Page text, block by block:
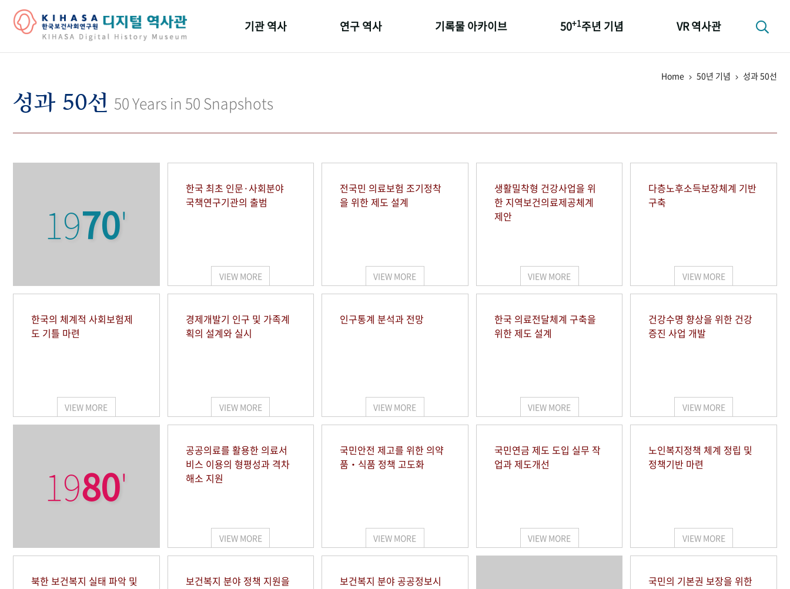
기관 역사
기관 변천사
연구 역사 기록물 아카이브 50+1주년 기념 VR 역사관
Home 50년 기념 성과 50선
성과 50선 50 Years in 50 Snapshots
1970'
한국 최초 인문·사회분야
국책연구기관의 출범
VIEW MORE
전국민 의료보험 조기정착
을 위한 제도 설계
VIEW MORE
생활밀착형 건강사업을 위
한 지역보건의료제공체계
제안
VIEW MORE
다층노후소득보장체계 기반
구축
VIEW MORE
한국의 체계적 사회보험제
도 기틀 마련
VIEW MORE
경제개발기 인구 및 가족계
획의 설계와 실시
VIEW MORE
인구통계 분석과 전망
VIEW MORE
한국 의료전달체계 구축을
위한 제도 설계
VIEW MORE
건강수명 향상을 위한 건강
증진 사업 개발
VIEW MORE
1980'
공공의료를 활용한 의료서
비스 이용의 형평성과 격차
해소 지원
VIEW MORE
국민안전 제고를 위한 의약
품‧식품 정책 고도화
VIEW MORE
국민연금 제도 도입 실무 작
업과 제도개선
VIEW MORE
노인복지정책 체계 정립 및
정책기반 마련
VIEW MORE
북한 보건복지 실태 파악 및
보건복지 분야 정책 지원을
보건복지 분야 공공정보시
국민의 기본권 보장을 위한